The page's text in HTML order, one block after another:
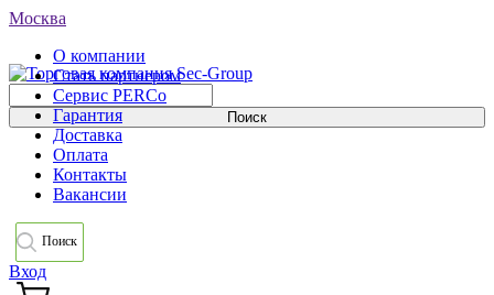
Москва
О компании
Стать партнером
Сервис PERCo
Гарантия
Доставка
Оплата
Контакты
Вакансии
Поиск
Вход